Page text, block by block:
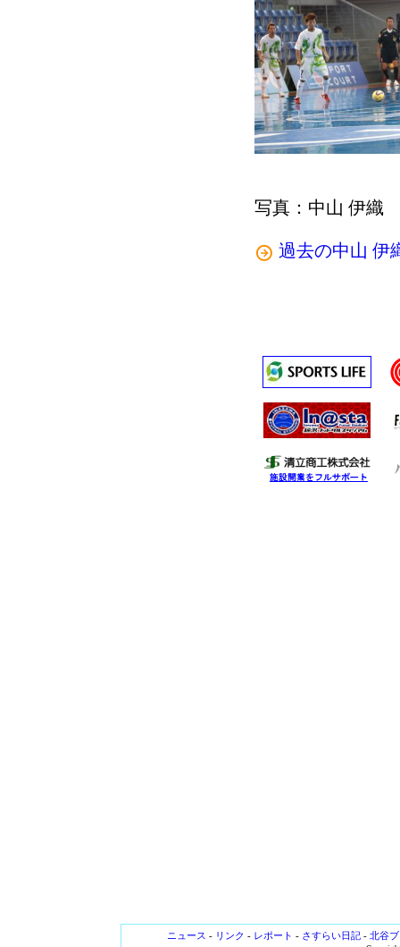
写真：中山 伊織
過去の中山 伊
ニュース - リンク - レポート - さすらい日記- 北谷